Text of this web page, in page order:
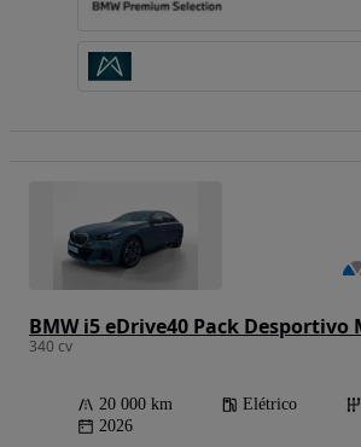
BMW i5 eDrive40 Pack Desportivo
340 cv
20 000 km Elétrico
2026